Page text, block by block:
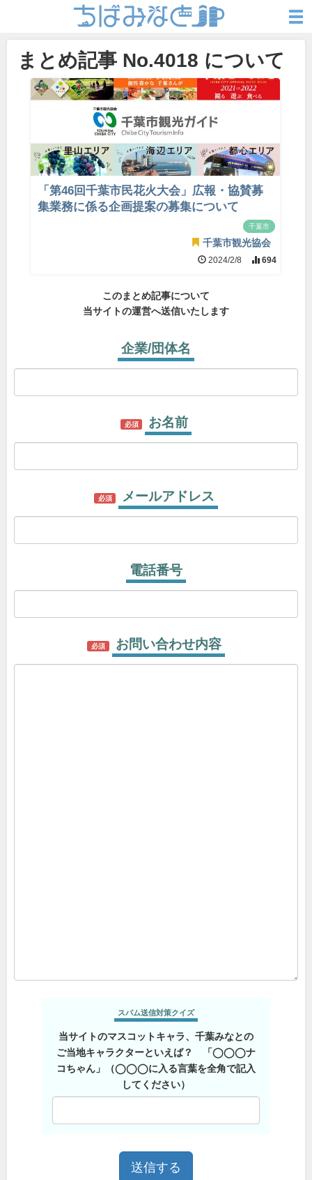
まとめ記事 No.4018 について
「第46回千葉市民花火大会」広報・協賛募
集業務に係る企画提案の募集について
千葉市
千葉市観光協会
2024/2/8 694
このまとめ記事について
当サイトの運営へ送信いたします
企業/団体名
必須 お名前
必須 メールアドレス
電話番号
必須 お問い合わせ内容
スパム送信対策クイズ
当サイトのマスコットキャラ、千葉みなとの
ご当地キャラクターといえば？ 「◯◯◯ナ
コちゃん」（◯◯◯に入る言葉を全角で記入
してください）